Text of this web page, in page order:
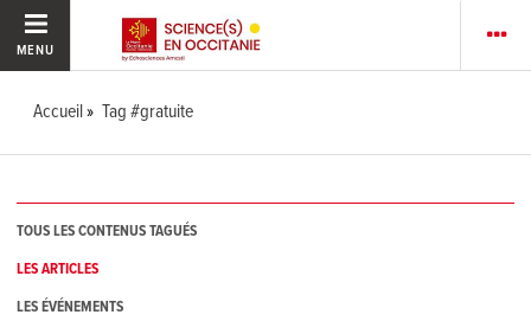
MENU
Accueil Tag #gratuite
TOUS LES CONTENUS TAGUÉS
LES ARTICLES
LES ÉVÉNEMENTS